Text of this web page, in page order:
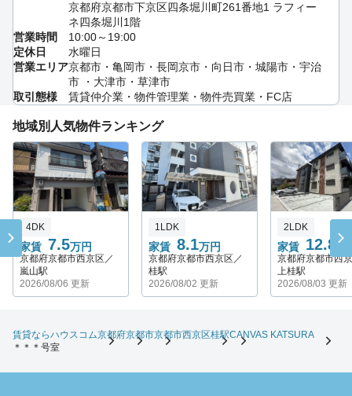
京都府京都市下京区四条堀川町261番地1 ラフィー
ネ四条堀川1階
営業時間
10:00～19:00
定休日
水曜日
営業エリア京都市・亀岡市・長岡京市・向日市・城陽市・宇治
市 ・大津市・草津市
取引態様
賃貸仲介業・物件管理業・物件売買業・FC店
地域別人気物件ランキング
家賃 7.5万円
4DK
京都府京都市西京区／
嵐山駅
2026/08/06 更新
家賃 8.1万円
1LDK
京都府京都市西京区／
桂駅
2026/08/02 更新
家賃 12.8 万
2LDK
京都府京都市西
上桂駅
2026/08/03 更新
賃貸ならハウスコム京都府京都市京都市西京区桂駅CANVAS KATSURA
＊＊＊号室